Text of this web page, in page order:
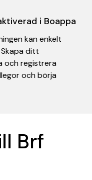
i Boappa
kan enkelt
ditt
och registrera
och börja
Brf